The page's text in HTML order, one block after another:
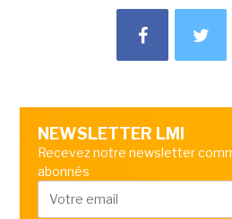
NEWSLETTER LMI
Recevez notre newsletter
abonnés